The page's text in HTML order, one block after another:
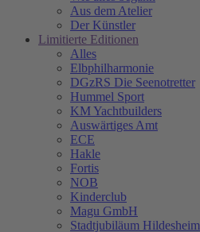
Aus dem Atelier
Der Künstler
Limitierte Editionen
Alles
Elbphilharmonie
DGzRS Die Seenotretter
Hummel Sport
KM Yachtbuilders
Auswärtiges Amt
ECE
Hakle
Fortis
NOB
Kinderclub
Magu GmbH
Stadtjubiläum Hildesheim